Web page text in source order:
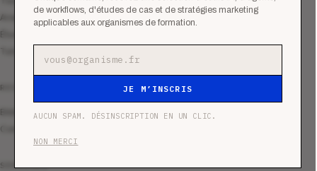
de workflows, d'études de cas et de stratégies marketing
applicables aux organismes de formation.
JE M’INSCRIS
AUCUN SPAM. DÉSINSCRIPTION EN UN CLIC.
NON MERCI
Analyses
Études de cas
Tutoriels
RESSOURCES
Bibliothèque
Communauté
SERVICES